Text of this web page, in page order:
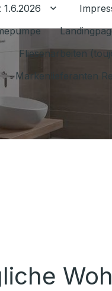
umschalten
Untermenü
Fliesenarbeiten
Markenlieferanten